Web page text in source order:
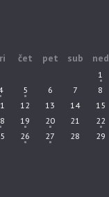
čet pet sub ned
1
5 6 7
8
12 13 14
15
19 20 21
22
26 27 28
29